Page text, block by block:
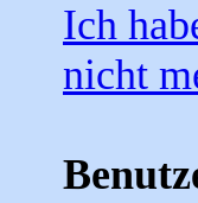
Ich
nicht